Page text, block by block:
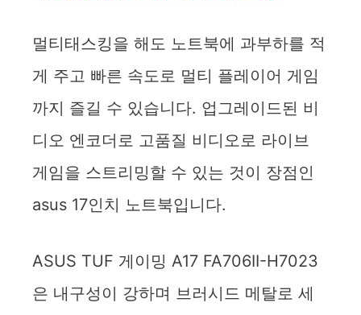
y
V
i
d
o
멀티태스킹을 해도 노트북에 과부하를 적
게 주고 빠른 속도로 멀티 플레이어 게임
까지 즐길 수 있습니다. 업그레이드된 비
디오 엔코더로 고품질 비디오로 라이브
게임을 스트리밍할 수 있는 것이 장점인
asus 17인치 노트북입니다.
ASUS TUF 게이밍 A17 FA706II-H7023
은 내구성이 강하며 브러시드 메탈로 세